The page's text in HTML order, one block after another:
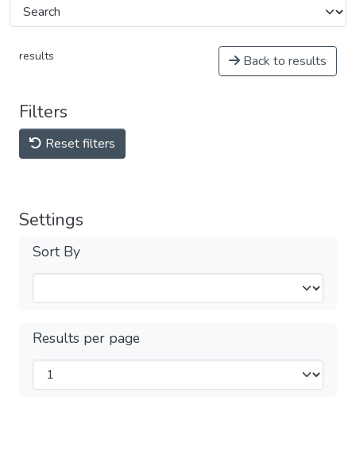
results Back to results
Filters
Reset filters
Settings
Sort By
Results per page